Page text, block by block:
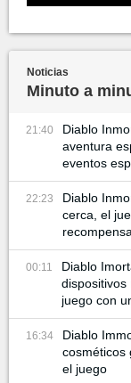
Noticias
Minuto a
21:40
Diablo
aventura
eventos
22:23
Diablo
cerca, el
00:11
Diablo
dispositivos
juego con
16:34
Diablo
cosméticos
el juego